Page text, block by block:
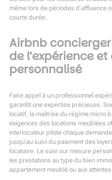
même lors de périodes d’affluence
courte durée.
Airbnb
de l’expérience
personnalisé
Faire appel à un professionnel
garantit une expertise précieuse.
locatif, la maîtrise du régime micro
exigences des locations meublées
interlocuteur pilote chaque
jusqu’au suivi du paiement des
locataire. Le suivi sur mesure
les prestations au type du bien
appartement meublé ou aux